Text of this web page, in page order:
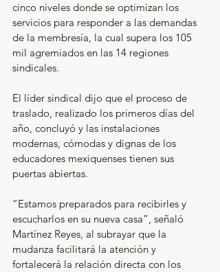
cinco niveles donde se optimizan los
servicios para responder a las demandas
de la membresía, la cual supera los 105
mil agremiados en las 14 regiones
sindicales.
El líder sindical dijo que el proceso de
traslado, realizado los primeros días del
año, concluyó y las instalaciones
modernas, cómodas y dignas de los
educadores mexiquenses tienen sus
puertas abiertas.
“Estamos preparados para recibirles y
escucharlos en su nueva casa”, señaló
Martínez Reyes, al subrayar que la
mudanza facilitará la atención y
fortalecerá la relación directa con los